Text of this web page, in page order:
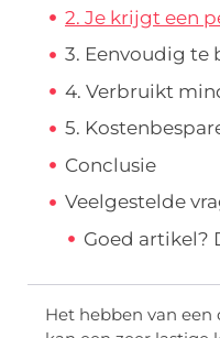
2. Je krijgt een
3. Eenvoudig te
4. Verbruikt
5.
Conclusie
Veelgestelde
Goed artikel?
Het hebben van